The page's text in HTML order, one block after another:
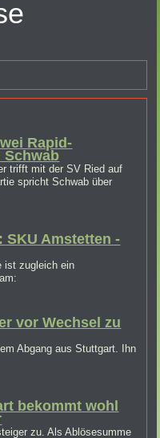
Rapid-
Schwab
trifft mit der SV Ried auf
spricht Schwab über
SKU Amstetten -
ist zugleich ein
vor Wechsel zu
Abgang aus Stuttgart. Ihn
bekommt wohl
zu. Als Ablösesumme